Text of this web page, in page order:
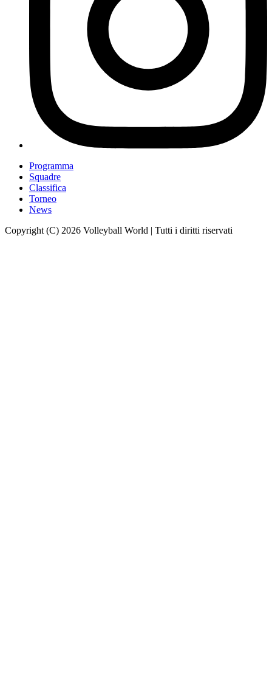
Programma
Squadre
Classifica
Torneo
News
Copyright (C) 2026 Volleyball World | Tutti i diritti riservati